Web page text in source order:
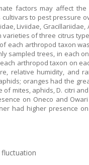
factors may affect
to pest pressure
Liviidae,
of three citrus
each arthropod taxon
sampled trees, in each
arthropod taxon on
relative humidity, and
oranges had the
mites, aphids, D. citri
on Oneco and
had higher presence